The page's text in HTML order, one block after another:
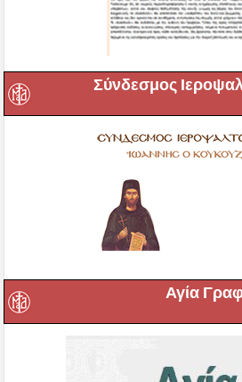
Σύνδεσμος
Αγία